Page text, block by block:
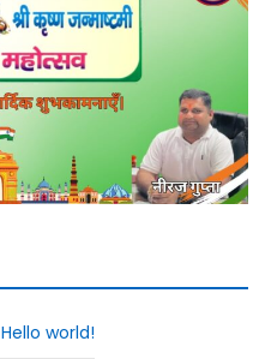
Hello world!